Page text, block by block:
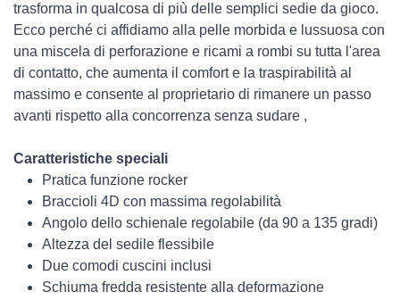
trasforma in qualcosa di più delle semplici sedie da gioco.
Ecco perché ci affidiamo alla pelle morbida e lussuosa con
una miscela di perforazione e ricami a rombi su tutta l'area
di contatto, che aumenta il comfort e la traspirabilità al
massimo e consente al proprietario di rimanere un passo
avanti rispetto alla concorrenza senza sudare ,
Caratteristiche speciali
Pratica funzione rocker
Braccioli 4D con massima regolabilità
Angolo dello schienale regolabile (da 90 a 135 gradi)
Altezza del sedile flessibile
Due comodi cuscini inclusi
Schiuma fredda resistente alla deformazione